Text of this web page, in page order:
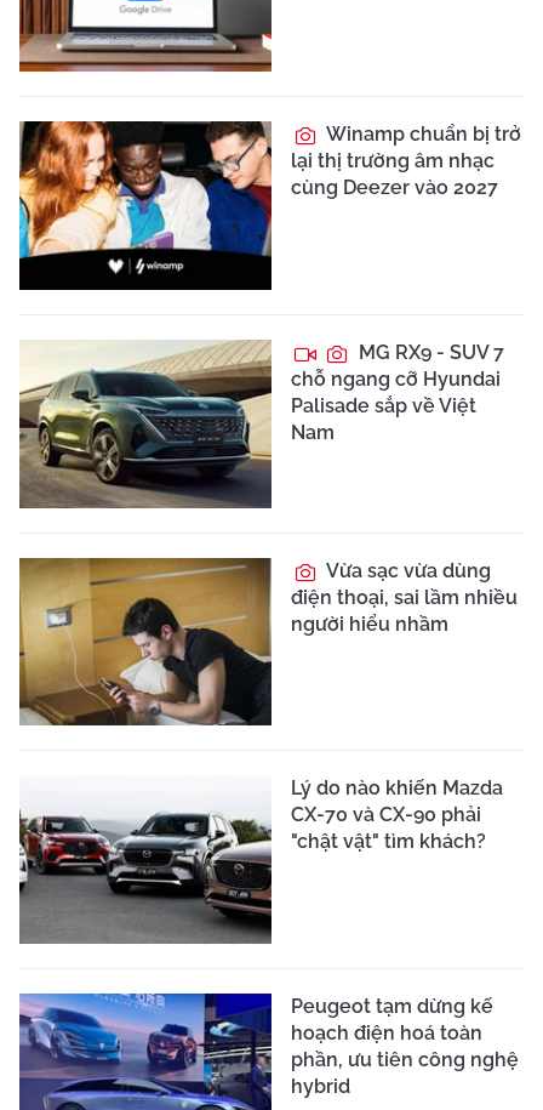
Winamp chuẩn bị trở
lại thị trường âm nhạc
cùng Deezer vào 2027
MG RX9 - SUV 7
chỗ ngang cỡ Hyundai
Palisade sắp về Việt
Nam
Vừa sạc vừa dùng
điện thoại, sai lầm nhiều
người hiểu nhầm
Lý do nào khiến Mazda
CX-70 và CX-90 phải
"chật vật" tìm khách?
Peugeot tạm dừng kế
hoạch điện hoá toàn
phần, ưu tiên công nghệ
hybrid